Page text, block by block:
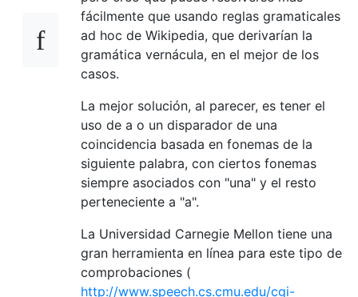
fácilmente que usando reglas gramaticales
ad hoc de Wikipedia, que derivarían la
gramática vernácula, en el mejor de los
casos.
La mejor solución, al parecer, es tener el
uso de a o un disparador de una
coincidencia basada en fonemas de la
siguiente palabra, con ciertos fonemas
siempre asociados con "una" y el resto
perteneciente a "a".
La Universidad Carnegie Mellon tiene una
gran herramienta en línea para este tipo de
comprobaciones (
http://www.speech.cs.cmu.edu/cgi-